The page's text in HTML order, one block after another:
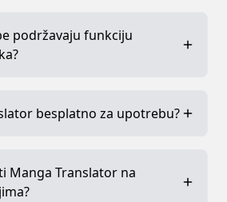
podržavaju funkciju
besplatno za upotrebu?
Manga Translator na